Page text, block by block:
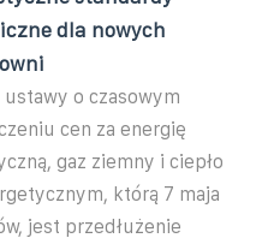
dla nowych
ustawy o czasowym
cen za energię
gaz ziemny i ciepło
którą 7 maja
jest przedłużenie